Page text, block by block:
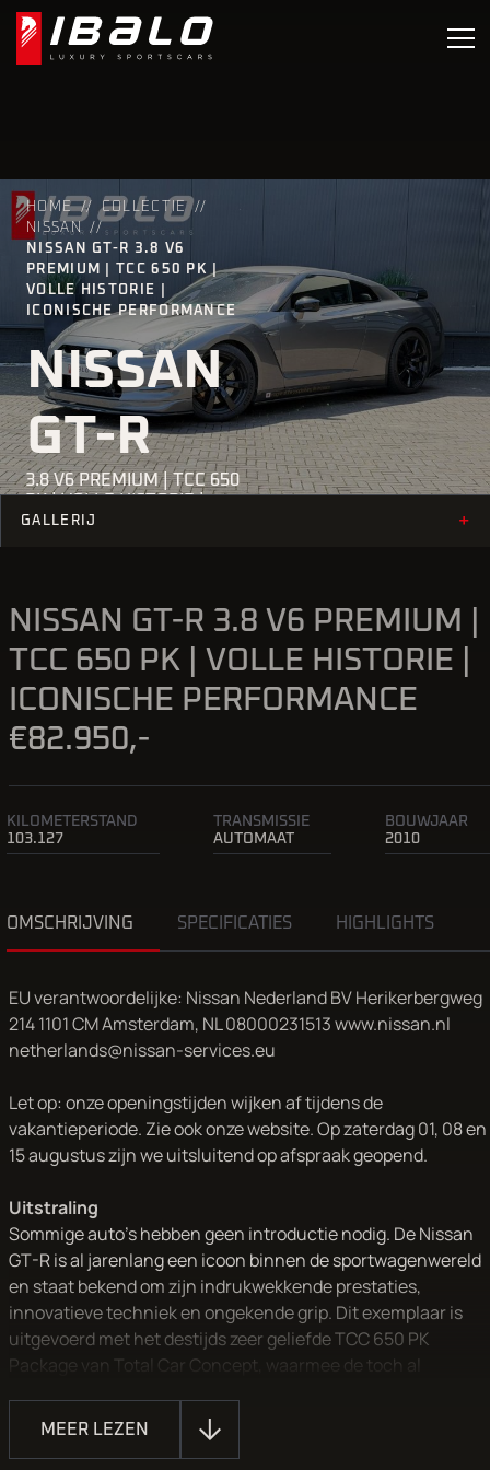
HOME
COLLECTIE
NISSAN
NISSAN GT-R 3.8 V6
PREMIUM | TCC 650 PK |
VOLLE HISTORIE |
ICONISCHE PERFORMANCE
NISSAN
GT-R
3.8 V6 PREMIUM | TCC 650
PK | VOLLE HISTORIE |
ICONISCHE PERFORMANCE
GALLERIJ +
NISSAN GT-R 3.8 V6 PREMIUM |
TCC 650 PK | VOLLE HISTORIE |
ICONISCHE PERFORMANCE
€82.950,-
KILOMETERSTAND
103.127
TRANSMISSIE
AUTOMAAT
BOUWJAAR
2010
OMSCHRIJVING SPECIFICATIES HIGHLIGHTS
EU verantwoordelijke: Nissan Nederland BV Herikerbergweg
214 1101 CM Amsterdam, NL 08000231513 www.nissan.nl
netherlands@nissan-services.eu
Let op: onze openingstijden wijken af tijdens de
vakantieperiode. Zie ook onze website. Op zaterdag 01, 08 en
15 augustus zijn we uitsluitend op afspraak geopend.
Uitstraling
Sommige auto's hebben geen introductie nodig. De Nissan
GT-R is al jarenlang een icoon binnen de sportwagenwereld
en staat bekend om zijn indrukwekkende prestaties,
innovatieve techniek en ongekende grip. Dit exemplaar is
uitgevoerd met het destijds zeer geliefde TCC 650 PK
Package van Total Car Concept, waarmee de toch al
gebracht.
Met zijn brede carrosserie, kenmerkende lijnen en tijdloze
MEER LEZEN